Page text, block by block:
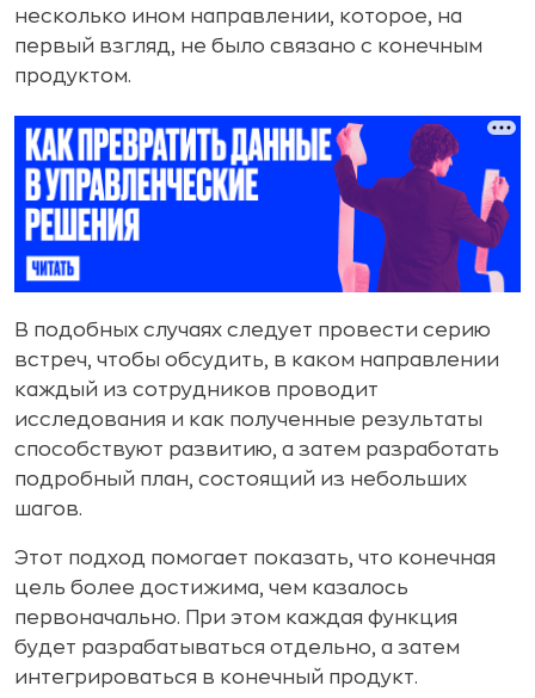
несколько ином направлении, которое, на
первый взгляд, не было связано с конечным
продуктом.
В подобных случаях следует провести серию
встреч, чтобы обсудить, в каком направлении
каждый из сотрудников проводит
исследования и как полученные результаты
способствуют развитию, а затем разработать
подробный план, состоящий из небольших
шагов.
Этот подход помогает показать, что конечная
цель более достижима, чем казалось
первоначально. При этом каждая функция
будет разрабатываться отдельно, а затем
интегрироваться в конечный продукт.